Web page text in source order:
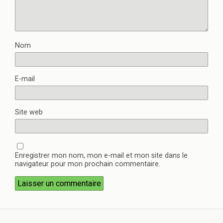
Nom
E-mail
Site web
Enregistrer mon nom, mon e-mail et mon site dans le
navigateur pour mon prochain commentaire.